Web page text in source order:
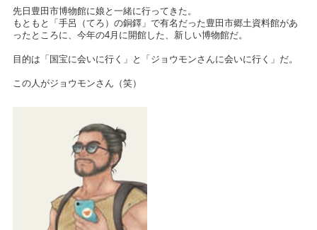
先日豊田市博物館に娘と一緒に行ってきた。
もともと「手呂（てろ）の銅鐸」で有名だった豊田市郷土資料館があ
ったところに、今年の4月に開館した、新しい博物館だ。
目的は「国宝に会いに行く」と「ジョウモンさんに会いに行く」だ。
この人がジョウモンさん（笑）